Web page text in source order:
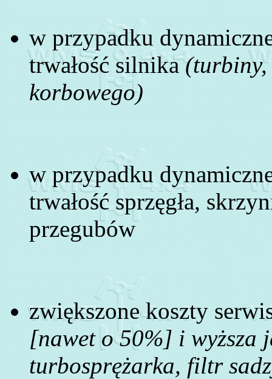
w przypadku
trwałość silnika(turbiny,
korbowego)
w przypadku
trwałość sprzęgła,
przegubów
zwiększone koszty
[nawet o 50%] i wyższa
turbosprężarka, filtr